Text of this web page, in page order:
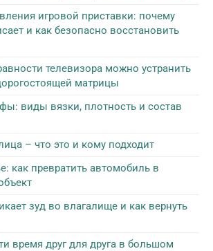
игровой приставки: почему
и как безопасно восстановить
телевизора можно устранить
матрицы
виды вязки, плотность и состав
– что это и кому подходит
как превратить автомобиль в
зуд во влагалище и как вернуть
время друг для друга в большом